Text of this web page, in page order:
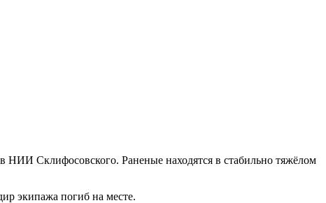
Склифосовского. Раненые находятся в стабильно тяжёлом
экипажа погиб на месте.